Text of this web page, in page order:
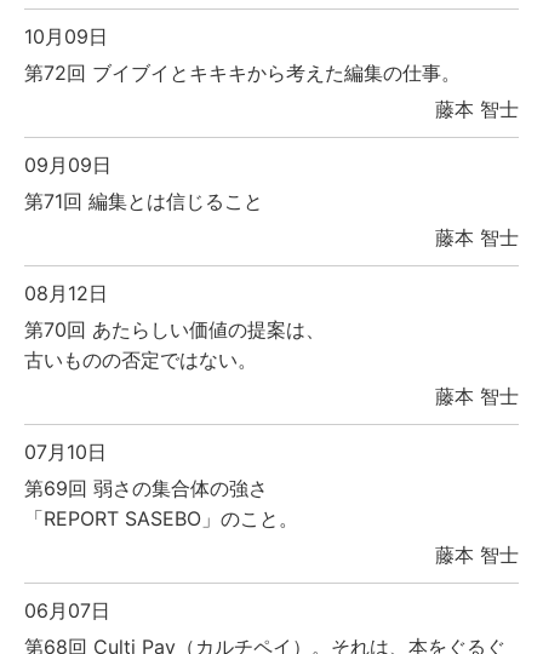
10月09日
第72回 ブイブイとキキキから考えた編集の仕事。
藤本 智士
09月09日
第71回 編集とは信じること
藤本 智士
08月12日
第70回 あたらしい価値の提案は、
古いものの否定ではない。
藤本 智士
07月10日
第69回 弱さの集合体の強さ
「REPORT SASEBO」のこと。
藤本 智士
06月07日
第68回 Culti Pay（カルチペイ）。それは、本をぐるぐ